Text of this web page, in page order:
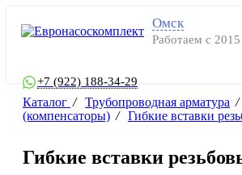
Омск
Работаем с 2015
+7 (922) 188-34-29
Каталог / Трубопроводная арматура /
(компенсаторы) / Гибкие вставки
Гибкие вставки